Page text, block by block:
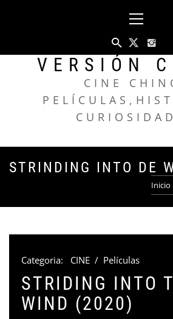
principal
VERSIÓN
CINE
STRINDING INTO DE
Inicio
Categoria: CINE / Películas
STRIDING INTO
WIND (2020)